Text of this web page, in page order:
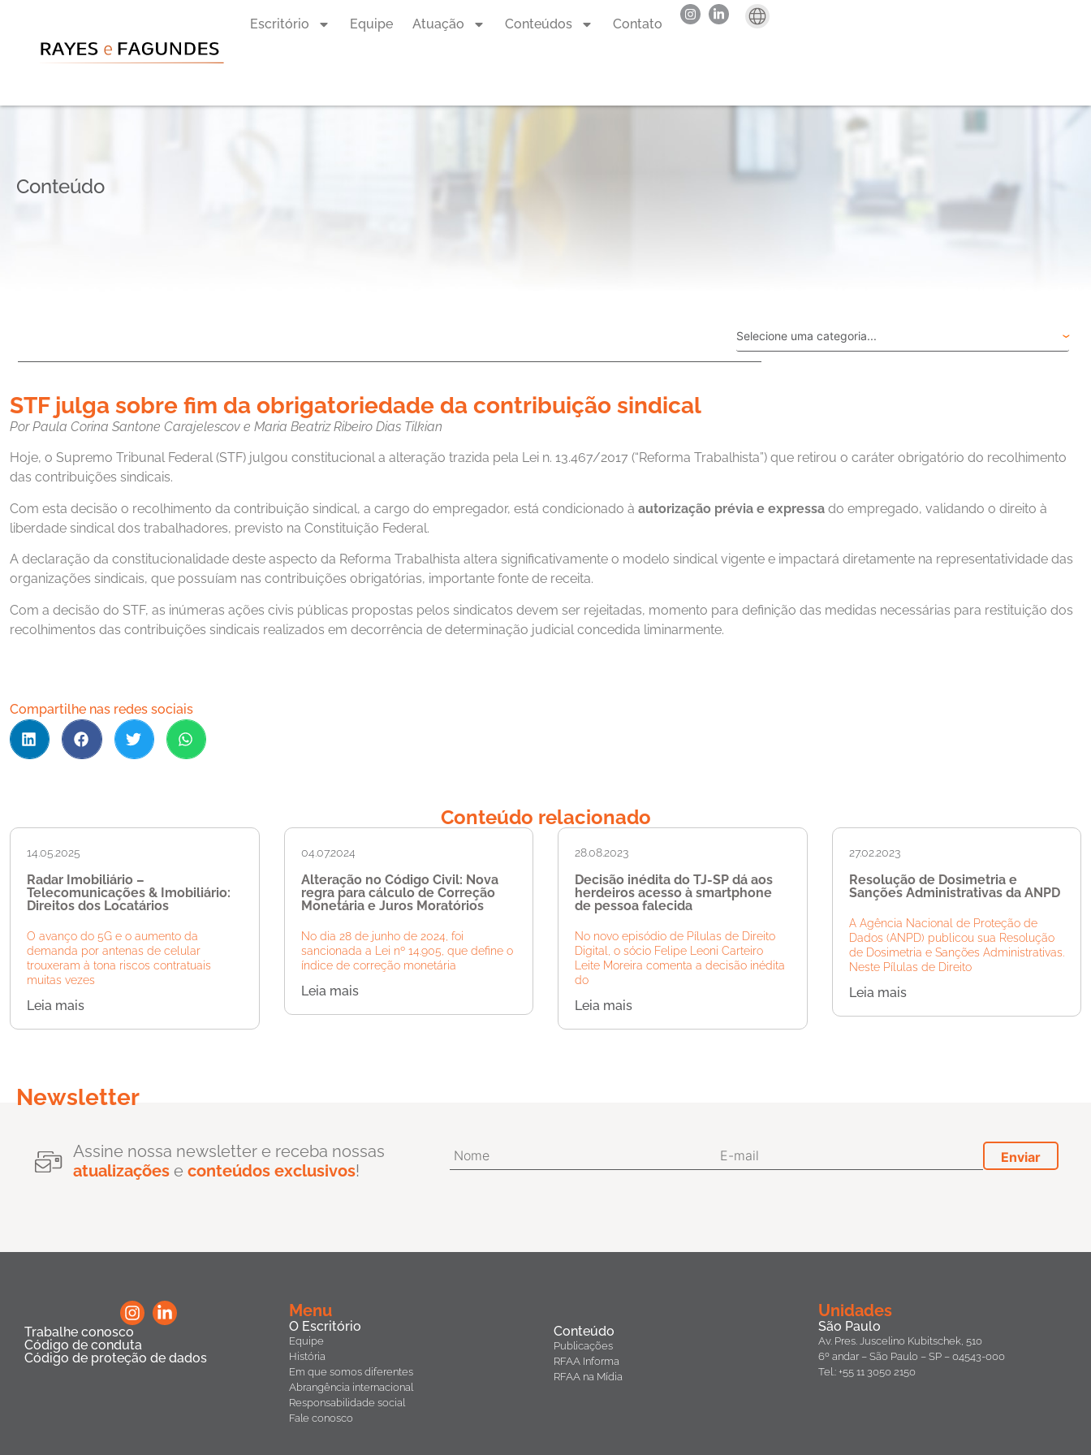
Escritório Equipe Atuação Conteúdos Contato
Conteúdo
STF julga sobre fim da obrigatoriedade da contribuição sindical
PorPaula Corina Santone Carajelescov e Maria Beatriz Ribeiro Dias Tilkian
Hoje, o Supremo Tribunal Federal (STF) julgou constitucional a alteração trazida pela Lei n. 13.467/2017 (“Reforma Trabalhista”) que retirou o caráter obrigatório do recolhimento
das contribuições sindicais.
Com esta decisão o recolhimento da contribuição sindical, a cargo do empregador, está condicionado à autorização prévia e expressa do empregado, validando o direito à
liberdade sindical dos trabalhadores, previsto na Constituição Federal.
A declaração da constitucionalidade deste aspecto da Reforma Trabalhista altera significativamente o modelo sindical vigente e impactará diretamente na representatividade das
organizações sindicais, que possuíam nas contribuições obrigatórias, importante fonte de receita.
Com a decisão do STF, as inúmeras ações civis públicas propostas pelos sindicatos devem ser rejeitadas, momento para definição das medidas necessárias para restituição dos
recolhimentos das contribuições sindicais realizados em decorrência de determinação judicial concedida liminarmente.
Compartilhe nas redes sociais
Conteúdo relacionado
14.05.2025
Radar Imobiliário –
Telecomunicações & Imobiliário:
Direitos dos Locatários
O avanço do 5G e o aumento da
demanda por antenas de celular
trouxeram à tona riscos contratuais
muitas vezes
Leia mais
04.07.2024
Alteração no Código Civil: Nova
regra para cálculo de Correção
Monetária e Juros Moratórios
No dia 28 de junho de 2024, foi
sancionada a Lei nº 14.905, que define o
índice de correção monetária
Leia mais
28.08.2023
Decisão inédita do TJ-SP dá aos
herdeiros acesso à smartphone
de pessoa falecida
No novo episódio de Pílulas de Direito
Digital, o sócio Felipe Leoni Carteiro
Leite Moreira comenta a decisão inédita
do
Leia mais
27.02.2023
Resolução de Dosimetria e
Sanções Administrativas da ANPD
A Agência Nacional de Proteção de
Dados (ANPD) publicou sua Resolução
de Dosimetria e Sanções Administrativas.
Neste Pílulas de Direito
Leia mais
Newsletter
Assine nossa newsletter e receba nossas
atualizações e conteúdos exclusivos!
Trabalhe conosco
Código de conduta
Código de proteção de dados
Menu
O Escritório
Equipe
História
Em que somos diferentes
Abrangência internacional
Responsabilidade social
Fale conosco
Conteúdo
Publicações
RFAA Informa
RFAA na Mídia
Unidades
São Paulo
Av. Pres. Juscelino Kubitschek, 510
6º andar – São Paulo – SP – 04543-000
Tel.: +55 11 3050 2150